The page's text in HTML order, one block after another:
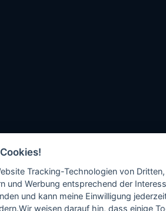
Tracking-Technologien von
und Werbung entsprechend der
und kann meine Einwilligung
weisen darauf hin, dass einige